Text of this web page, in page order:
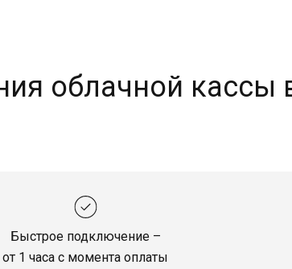
облачной кассы
Быстрое подключение –
от 1 часа с момента оплаты